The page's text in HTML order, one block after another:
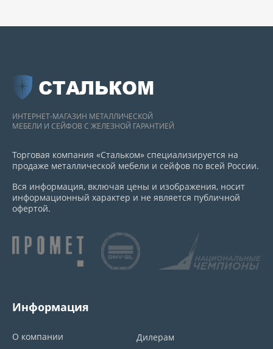
СТАЛЬКОМ
ИНТЕРНЕТ-МАГАЗИН МЕТАЛЛИЧЕСКОЙ
МЕБЕЛИ И СЕЙФОВ С ЖЕЛЕЗНОЙ ГАРАНТИЕЙ
Торговая компания «Стальком» специализируется на
продаже металлической мебели и сейфов по всей России.
Вся информация, включая цены и изображения, носит
информационный характер и не является публичной
офертой.
Информация
О компании
Дилерам